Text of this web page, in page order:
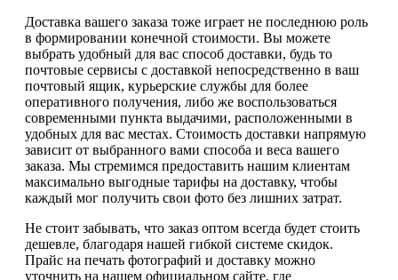
Доставка вашего заказа тоже играет не последнюю роль
в формировании конечной стоимости. Вы можете
выбрать удобный для вас способ доставки, будь то
почтовые сервисы с доставкой непосредственно в ваш
почтовый ящик, курьерские службы для более
оперативного получения, либо же воспользоваться
современными пункта выдачими, расположенными в
удобных для вас местах. Стоимость доставки напрямую
зависит от выбранного вами способа и веса вашего
заказа. Мы стремимся предоставить нашим клиентам
максимально выгодные тарифы на доставку, чтобы
каждый мог получить свои фото без лишних затрат.
Не стоит забывать, что заказ оптом всегда будет стоить
дешевле, благодаря нашей гибкой системе скидок.
Прайс на печать фотографий и доставку можно
уточнить на нашем официальном сайте, где